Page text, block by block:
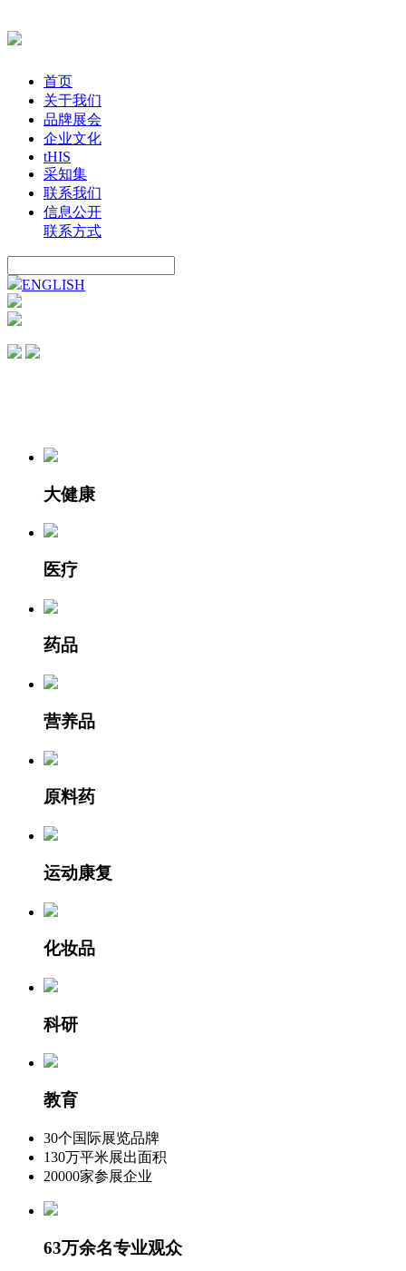
首页
关于我们
品牌展会
企业文化
tHIS
采知集
联系我们
信息公开
联系方式
ENGLISH
大健康
医疗
药品
营养品
原料药
运动康复
化妆品
科研
教育
30个国际展览品牌
130万平米展出面积
20000家参展企业
63万余名专业观众